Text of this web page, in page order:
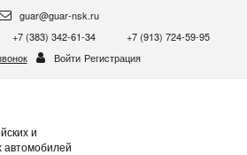
guar@guar-nsk.ru
+7 (383) 342-61-34
+7 (913) 724-59-95
Войти Регистрация
и
автомобилей